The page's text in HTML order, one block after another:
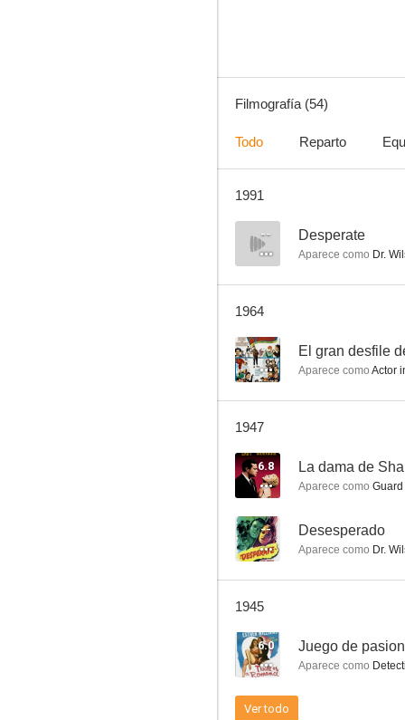
El caballero del Oeste
--
--
Filmografía (54)
Todo Reparto
1991
-- Desperate
Aparece como Dr.
1964
-- El gran desfile
Aparece como Actor
1947
6.8 La dama de
Aparece como
-- Desesperado
Aparece como Dr.
1945
6.0 Juego de
Aparece como
Ver todo